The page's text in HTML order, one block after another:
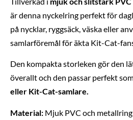
är denna nyckelring perfekt för
på nycklar, ryggsäck, väska eller
samlarföremål för äkta Kit-Cat-
Den kompakta storleken gör den
överallt och den passar perfekt
eller Kit-Cat-samlare.
Material: Mjuk PVC och metallring